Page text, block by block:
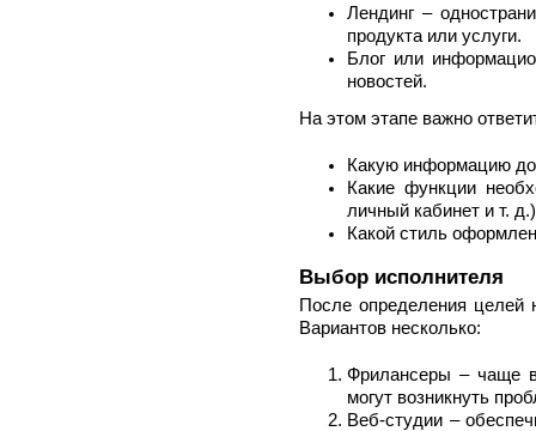
Лендинг –
продукта или услуги.
Блог или
новостей.
На этом этапе важно
Какую информацию
Какие функции
личный кабинет и т.
Какой стиль
Выбор исполнителя
После определения целей
Вариантов несколько:
Фрилансеры – чаще
могут возникнуть
Веб-студии –